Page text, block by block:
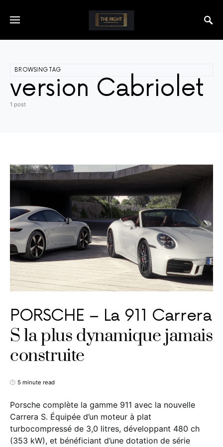
BROWSING TAG
version Cabriolet
1 post
PORSCHE – La 911 Carrera
S la plus dynamique jamais
construite
5 minute read
Porsche complète la gamme 911 avec la nouvelle
Carrera S. Équipée d’un moteur à plat
turbocompressé de 3,0 litres, développant 480 ch
(353 kW), et bénéficiant d’une dotation de série